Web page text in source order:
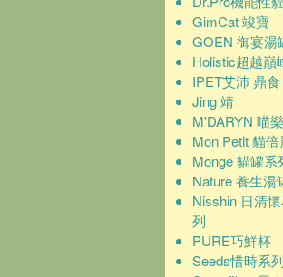
GimCat 竣寶
GOEN 御宴湯
Holistic超越巔
IPET艾沛 鼎食
Jing 靖
M'DARYN 喵樂
Mon Petit 貓
Monge 貓罐系
Nature 養生湯
Nisshin 日清
列
PURE巧鮮杯
Seeds惜時系列